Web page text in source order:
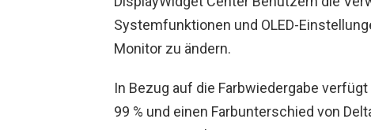
Systemfunktionen und OLED-
Monitor zu ändern.
In Bezug auf die Farbwiedergabe
99 % und einen Farbunterschied von